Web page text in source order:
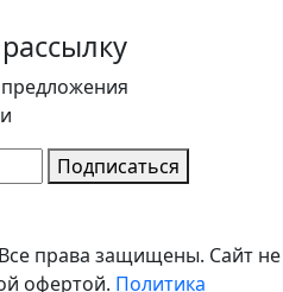
Подписаться
права защищены. Сайт не
офертой. Политика